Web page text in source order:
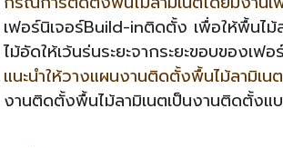
เฟอร์นิเจอร์Build-inติดตั้ง เพื่อให้พื้นไม้
ไม้อัดให้เว้นร่นระยะจากระยะขอบของเฟ
แนะนำให้วางแผนงานติดตั้งพื้นไม้ลามิเน
งานติดตั้งพื้นไม้ลามิเนตเป็นงานติดตั้งแ